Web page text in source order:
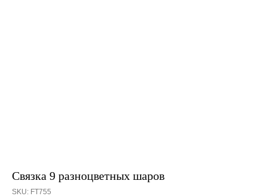
Связка 9 разноцветных шаров
SKU: FT755